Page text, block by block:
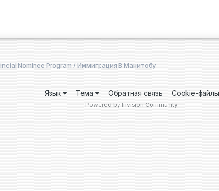
Nominee Program / Иммиграция В Манитобу
Язык Тема Обратная связь Cookie-файлы
Powered by Invision Community